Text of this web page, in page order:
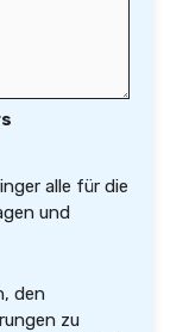
alle für die
und
den
zu